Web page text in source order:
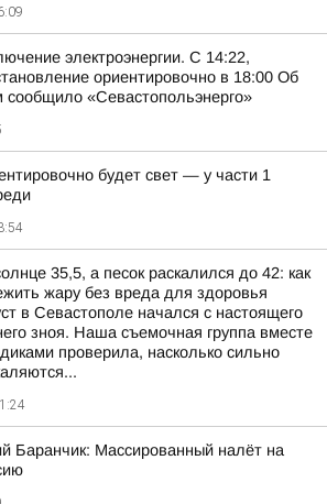
электроэнергии. С 14:22,
ориентировочно в 18:00 Об
сообщило «Севастопольэнерго»
будет свет — у части 1
35,5, а песок раскалился до 42: как
жару без вреда для здоровья
в Севастополе начался с настоящего
зноя. Наша съемочная группа вместе
проверила, насколько сильно
Баранчик: Массированный налёт на